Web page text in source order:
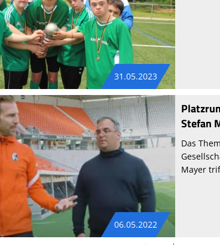
31.05.2023
06.05.2022
Stefan
Das
Mayer